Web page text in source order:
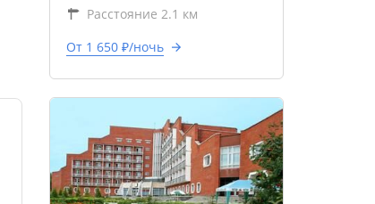
Расстояние 2.1 км
От 1 650 ₽/ночь